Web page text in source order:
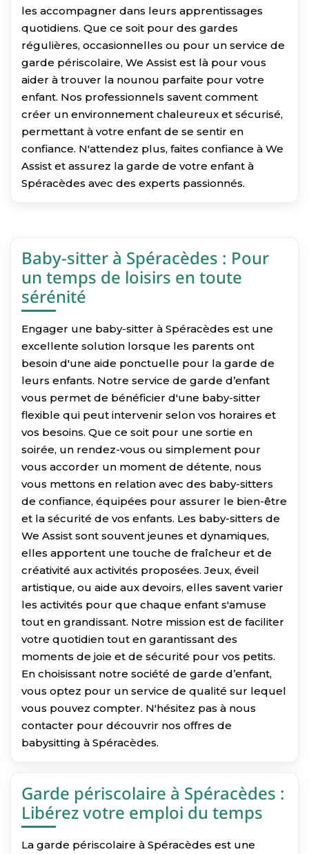
les accompagner dans leurs apprentissages
quotidiens. Que ce soit pour des gardes
régulières, occasionnelles ou pour un service de
garde périscolaire, We Assist est là pour vous
aider à trouver la nounou parfaite pour votre
enfant. Nos professionnels savent comment
créer un environnement chaleureux et sécurisé,
permettant à votre enfant de se sentir en
confiance. N'attendez plus, faites confiance à We
Assist et assurez la garde de votre enfant à
Spéracèdes avec des experts passionnés.
Baby-sitter à Spéracèdes : Pour
un temps de loisirs en toute
sérénité
Engager une baby-sitter à Spéracèdes est une
excellente solution lorsque les parents ont
besoin d'une aide ponctuelle pour la garde de
leurs enfants. Notre service de garde d’enfant
vous permet de bénéficier d'une baby-sitter
flexible qui peut intervenir selon vos horaires et
vos besoins. Que ce soit pour une sortie en
soirée, un rendez-vous ou simplement pour
vous accorder un moment de détente, nous
vous mettons en relation avec des baby-sitters
de confiance, équipées pour assurer le bien-être
et la sécurité de vos enfants. Les baby-sitters de
We Assist sont souvent jeunes et dynamiques,
elles apportent une touche de fraîcheur et de
créativité aux activités proposées. Jeux, éveil
artistique, ou aide aux devoirs, elles savent varier
les activités pour que chaque enfant s'amuse
tout en grandissant. Notre mission est de faciliter
votre quotidien tout en garantissant des
moments de joie et de sécurité pour vos petits.
En choisissant notre société de garde d’enfant,
vous optez pour un service de qualité sur lequel
vous pouvez compter. N'hésitez pas à nous
contacter pour découvrir nos offres de
babysitting à Spéracèdes.
Garde périscolaire à Spéracèdes :
Libérez votre emploi du temps
La garde périscolaire à Spéracèdes est une